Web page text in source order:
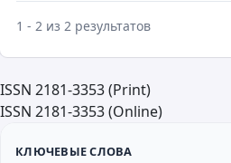
1 - 2 из 2 результатов
ISSN 2181-3353 (Print)
ISSN 2181-3353 (Online)
КЛЮЧЕВЫЕ СЛОВА